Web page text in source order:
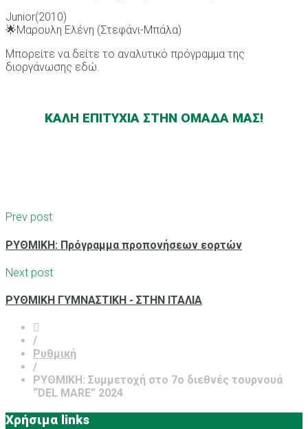
Junior(2010)
🌟Μαρουλη Ελένη (Στεφάνι-Μπάλα)
Μπορείτε να δείτε το αναλυτικό πρόγραμμα της
διοργάνωσης εδώ.
ΚΑΛΗ ΕΠΙΤΥΧΙΑ ΣΤΗΝ ΟΜΑΔΑ ΜΑΣ!
Prev post
ΡΥΘΜΙΚΗ: Πρόγραμμα προπονήσεων εορτών
Next post
ΡΥΘΜΙΚΗ ΓΥΜΝΑΣΤΙΚΗ - ΣΤΗΝ ΙΤΑΛΙΑ
/
Ρυθμική
/
ΡΥΘΜΙΚΗ: Συμμετοχή στο 7o διεθνές τουρνουά
“DEL MARE” 2024
Χρήσιμα links